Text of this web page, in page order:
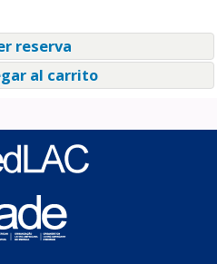
reserva
al carrito